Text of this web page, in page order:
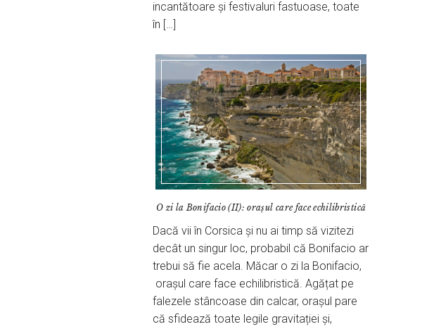
incantătoare și festivaluri fastuoase, toate
în […]
O zi la Bonifacio (II): orașul care face echilibristică
Dacă vii în Corsica și nu ai timp să vizitezi
decât un singur loc, probabil că Bonifacio ar
trebui să fie acela. Măcar o zi la Bonifacio,
orașul care face echilibristică. Agățat pe
falezele stâncoase din calcar, orașul pare
că sfidează toate legile gravitației și,